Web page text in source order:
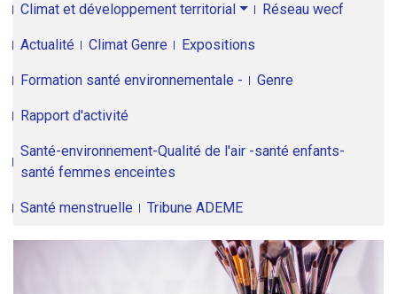
Climat et développement territorial Réseau wecf
Actualité Climat Genre Expositions
Formation santé environnementale - Genre
Rapport d'activité
Santé-environnement-Qualité de l'air -santé enfants-
santé femmes enceintes
Santé menstruelle Tribune ADEME